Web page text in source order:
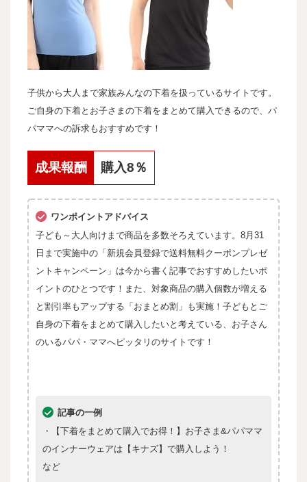
子供から大人まで家族みんなの下着を扱っているサイトです。
ご自身の下着とお子さまの下着をまとめて購入できるので、パ
パママへの訴求もおすすめです！
成果報酬 購入8％
ワンポイントアドバイス
子ども～大人向けまで商品を多数そろえています。8月31
日まで実施中の「新規会員登録で送料無料クーポンプレゼ
ントキャンペーン」は今から書く記事でおすすめしたいポ
イントのひとつです！また、対象商品の購入個数が増える
と割引率もアップする「おまとめ割」も実施！子どもとご
自身の下着をまとめて購入したいと考えている、お子さん
のいるパパ・ママへピッタリのサイトです！
記事の一例
・【下着をまとめて購入でお得！】お子さま&パパママ
のインナーウェアは【キナズ】で購入しよう！
など